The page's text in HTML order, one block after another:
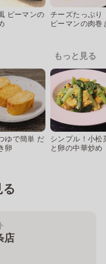
ピーマンの
チーズたっぷり
ピーマンの肉巻
もっと見る
ゆで簡単 だ
卵
シンプル！小松
と卵の中華炒め
店